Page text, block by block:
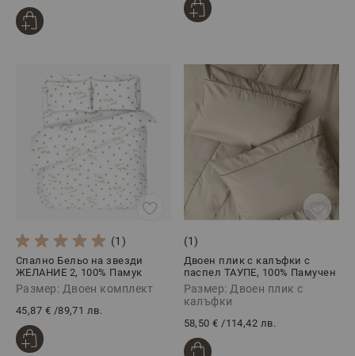
(1)
Спално Бельо на звезди
ЖЕЛАНИЕ 2, 100% Памук
Ранфорс, 4 части
Размер: Двоен комплект
45,87 € /89,71 лв.
(1)
Двоен плик с калъфки с
паспел ТАУПЕ, 100% Памучен
сатен, 3 части
Размер: Двоен плик с
калъфки
58,50 € /114,42 лв.